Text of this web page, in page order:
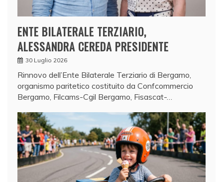
ENTE BILATERALE TERZIARIO,
ALESSANDRA CEREDA PRESIDENTE
30 Luglio 2026
Rinnovo dell’Ente Bilaterale Terziario di Bergamo,
organismo paritetico costituito da Confcommercio
Bergamo, Filcams-Cgil Bergamo, Fisascat-…